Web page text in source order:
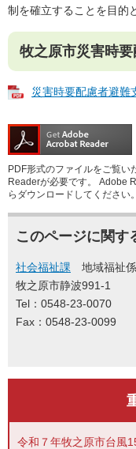
制を確立することを目的
牧之原市災害時
災害時要配慮者避難
PDF形式のファイルをご覧
Readerが必要です。
Adobe
らダウンロードしてください
このページに関す
社会福祉課
地域福祉係
牧之原市静波991-1
Tel：0548-23-0070
Fax：0548-23-0099
令和７年牧之原市台風